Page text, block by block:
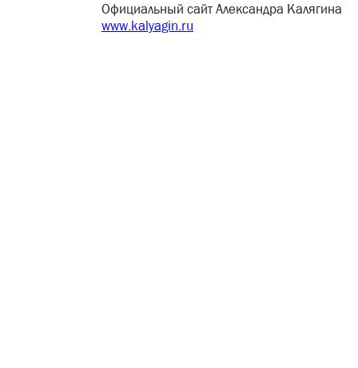
Официальный сайт Александра Калягина
www.kalyagin.ru